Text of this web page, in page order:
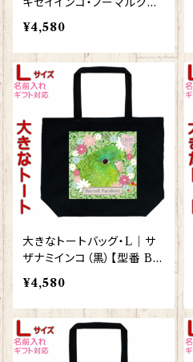
ーン（ブラック）【型番 BL-11
8】KYAPIArt きゃぴあーと
¥4,580
大きなトートバッグ・L｜サ
ザナミインコ（黒）【型番 BL
-126】KYAPIArt きゃぴあ
ーと
¥4,580